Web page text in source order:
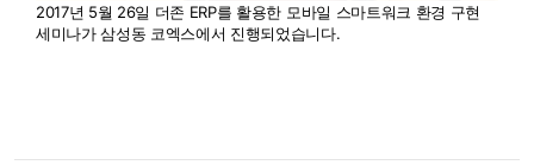
2017년 5월 26일 더존 ERP를 활용한 모바일 스마트워크 환경 구현
세미나가 삼성동 코엑스에서 진행되었습니다.